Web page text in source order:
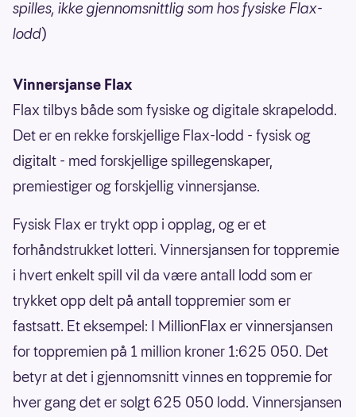
spilles, ikke gjennomsnittlig som hos fysiske Flax-
lodd)
Vinnersjanse Flax
Flax tilbys både som fysiske og digitale skrapelodd.
Det er en rekke forskjellige Flax-lodd - fysisk og
digitalt - med forskjellige spillegenskaper,
premiestiger og forskjellig vinnersjanse.
Fysisk Flax er trykt opp i opplag, og er et
forhåndstrukket lotteri. Vinnersjansen for toppremie
i hvert enkelt spill vil da være antall lodd som er
trykket opp delt på antall toppremier som er
fastsatt. Et eksempel: I MillionFlax er vinnersjansen
for toppremien på 1 million kroner 1:625 050. Det
betyr at det i gjennomsnitt vinnes en toppremie for
hver gang det er solgt 625 050 lodd. Vinnersjansen